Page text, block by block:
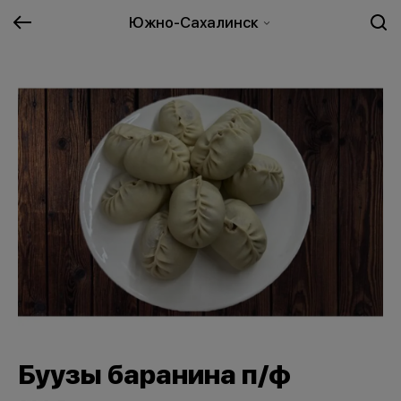
Южно-Сахалинск
Буузы баранина п/ф